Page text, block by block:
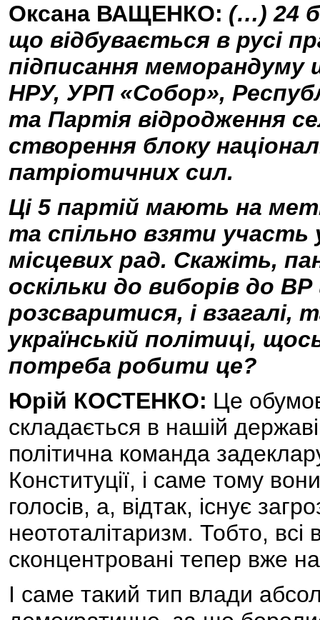
Оксана ВАЩЕНКО: (…) 24
що відбувається в русі
підписання
НРУ, УРП «Собор»,
та Партія відродження
створення блоку
патріотичних сил.
Ці 5 партій мають на
та спільно взяти
місцевих рад. Скажіть,
оскільки до виборів до
розсваритися, і взагалі,
українській політиці,
потреба робити це?
Юрій КОСТЕНКО: Це
складається в нашій
політична команда
Конституції, і саме тому
голосів, а, відтак, існує
неототалітаризм. Тобто,
сконцентровані тепер вже
І саме такий тип влади